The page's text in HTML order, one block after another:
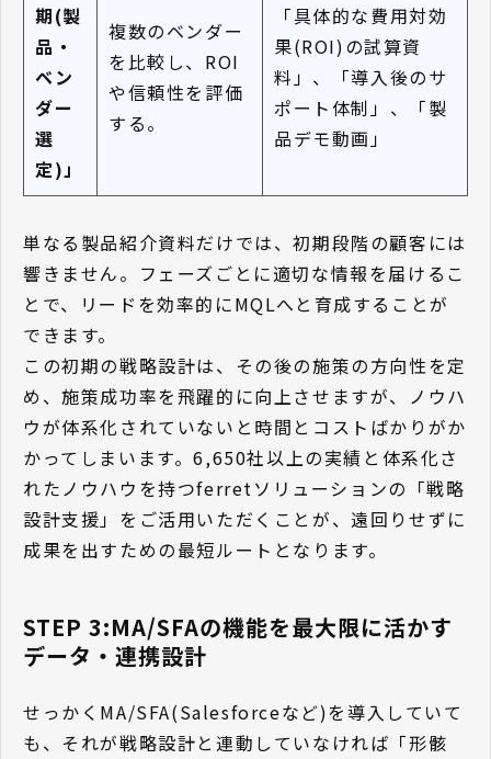
期(製
品・
ベン
ダー
選
定)」
複数のベンダー
を比較し、ROI
や信頼性を評価
する。
「具体的な費用対効
果(ROI)の試算資
料」、「導入後のサ
ポート体制」、「製
品デモ動画」
単なる製品紹介資料だけでは、初期段階の顧客には
響きません。フェーズごとに適切な情報を届けるこ
とで、リードを効率的にMQLへと育成することが
できます。
この初期の戦略設計は、その後の施策の方向性を定
め、施策成功率を飛躍的に向上させますが、ノウハ
ウが体系化されていないと時間とコストばかりがか
かってしまいます。6,650社以上の実績と体系化さ
れたノウハウを持つferretソリューションの「戦略
設計支援」をご活用いただくことが、遠回りせずに
成果を出すための最短ルートとなります。
STEP 3:MA/SFAの機能を最大限に活かす
データ・連携設計
せっかくMA/SFA(Salesforceなど)を導入していて
も、それが戦略設計と連動していなければ「形骸